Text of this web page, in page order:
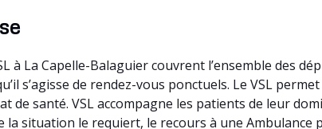
à La Capelle-Balaguier couvrent l’ensemble des
s’agisse de rendez-vous ponctuels. Le VSL
de santé. VSL accompagne les patients de leur
la situation le requiert, le recours à une